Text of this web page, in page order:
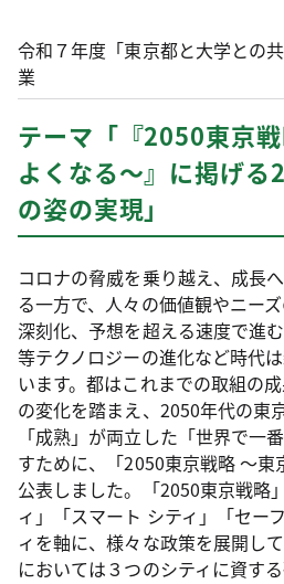
令和７年度「東京都と大学との
業
テーマ「『2050東京
よくなる～』に掲げる
の姿の実現」
コロナの脅威を乗り越え、成長
る一方で、人々の価値観やニー
深刻化、予想を超える速度で進
等テクノロジーの進化など時代
います。都はこれまでの取組の
の変化を踏まえ、2050年代の東
「成熟」が両立した「世界で一
すために、「2050東京戦略 ～東
公表しました。「2050東京戦略
ィ」「スマート シティ」「セー
ィを軸に、様々な政策を展開し
においては３つのシティに資す